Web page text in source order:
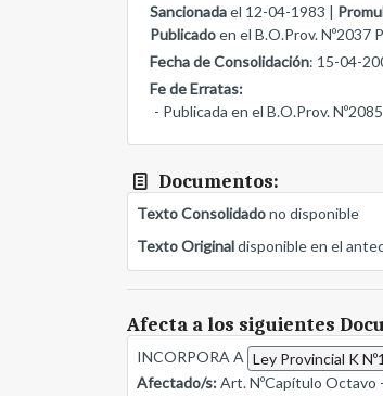
Sancionadael 12-04-1983 |
Publicadoen el B.O.Prov. Nº2037
Fecha de Consolidación: 15-04-
Fe de Erratas:
- Publicada en el B.O.Prov. Nº2085
Documentos:
Texto Consolidadono disponible
Texto Originaldisponible en el
Afecta a los siguientes
INCORPORA A Ley Provincial K
Afectado/s:Art. NºCapítulo Octavo